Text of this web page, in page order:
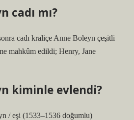
cadı mı?
cadı kraliçe Anne Boleyn çeşitli
mahkûm edildi; Henry, Jane
kiminle evlendi?
/ eşi (1533–1536 doğumlu)